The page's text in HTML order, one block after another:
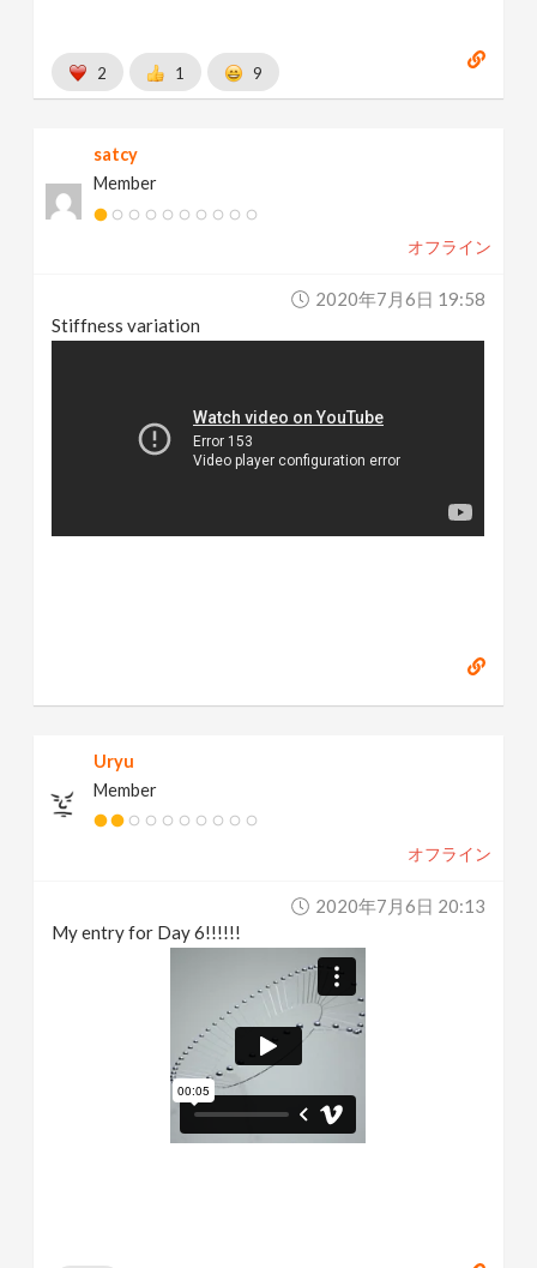
2 1 9
satcy
Member
オフライン
2020年7月6日 19:58
Stiffness variation
Uryu
Member
オフライン
2020年7月6日 20:13
My entry for Day 6!!!!!!